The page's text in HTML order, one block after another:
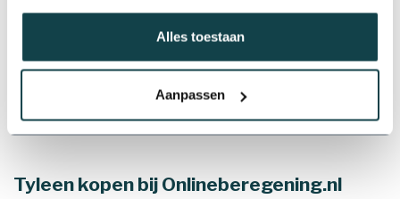
Alles toestaan
Aanpassen
beregeningssysteem. Ze zijn gemaakt van duurzaam
materiaal en zijn bestand tegen corrosie en slijtage. Onze
zorgt voor extra flexibiliteit en gebruiksgemak in je
irrigatiesysteem.
Tyleen kopen bij Onlineberegening.nl